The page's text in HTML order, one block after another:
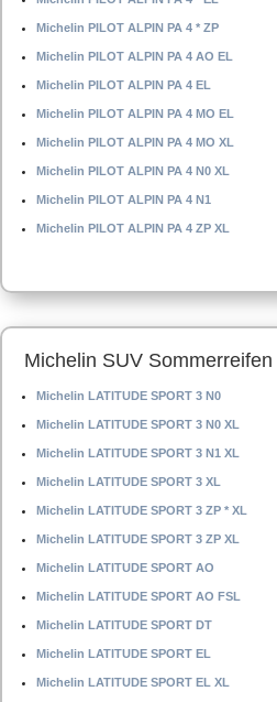
Michelin PILOT ALPIN PA 4 * ZP
Michelin PILOT ALPIN PA 4 AO EL
Michelin PILOT ALPIN PA 4 EL
Michelin PILOT ALPIN PA 4 MO EL
Michelin PILOT ALPIN PA 4 MO XL
Michelin PILOT ALPIN PA 4 N0 XL
Michelin PILOT ALPIN PA 4 N1
Michelin PILOT ALPIN PA 4 ZP XL
Michelin SUV Sommerreifen
Michelin LATITUDE SPORT 3 N0
Michelin LATITUDE SPORT 3 N0 XL
Michelin LATITUDE SPORT 3 N1 XL
Michelin LATITUDE SPORT 3 XL
Michelin LATITUDE SPORT 3 ZP * XL
Michelin LATITUDE SPORT 3 ZP XL
Michelin LATITUDE SPORT AO
Michelin LATITUDE SPORT AO FSL
Michelin LATITUDE SPORT DT
Michelin LATITUDE SPORT EL
Michelin LATITUDE SPORT EL XL